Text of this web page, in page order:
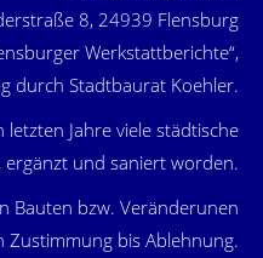
8, 24939 Flensburg
Werkstattberichte“,
durch Stadtbaurat Koehler.
Jahre viele städtische
ergänzt und saniert worden.
Bauten bzw. Veränderunen
bis Ablehnung.